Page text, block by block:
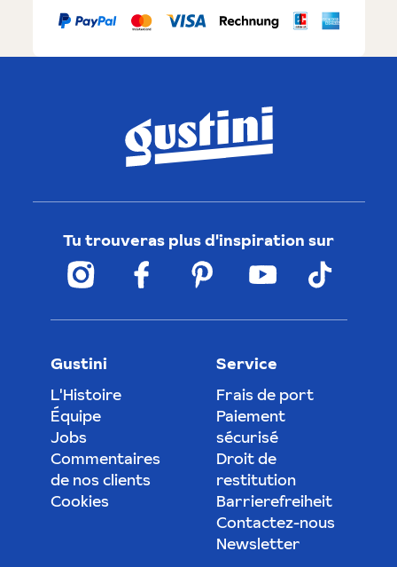
Tu trouveras plus d'inspiration sur
Gustini
L'Histoire
Équipe
Jobs
Commentaires
de nos clients
Cookies
Service
Frais de port
Paiement
sécurisé
Droit de
restitution
Barrierefreiheit
Contactez-nous
Newsletter